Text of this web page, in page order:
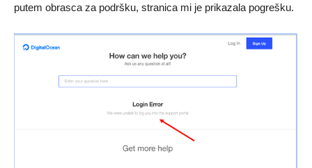
putem obrasca za podršku, stranica mi je prikazala pogrešku.